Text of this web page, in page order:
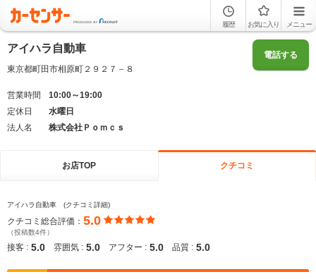
履歴 お気に入り メニュー
アイハラ自動車
東京都町田市相原町２９２７－８
電話する
営業時間
10:00～19:00
定休日
水曜日
法人名
株式会社Ｐｏｍｃｓ
お店TOP クチコミ
アイハラ自動車 (クチコミ詳細)
クチコミ総合評価： 5.0
（投稿数4件）
接客 : 5.0 雰囲気 : 5.0 アフター : 5.0 品質 : 5.0